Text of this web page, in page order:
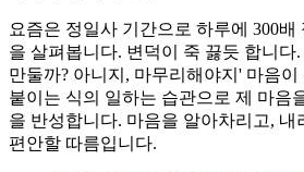
요즘은 정일사 기간으로 하루에 300배
을 살펴봅니다. 변덕이 죽 끓듯 합니다
만둘까? 아니지, 마무리해야지' 마음
붙이는 식의 일하는 습관으로 제 마음
을 반성합니다. 마음을 알아차리고, 내
편안할 따름입니다.